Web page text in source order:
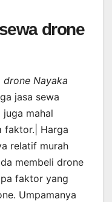
drone
drone Nayaka
jasa sewa
mahal
faktor.| Harga
relatif murah
membeli drone
faktor yang
Umpamanya